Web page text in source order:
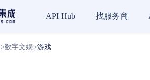
API Hub 找服务商
>数字文娱>游戏